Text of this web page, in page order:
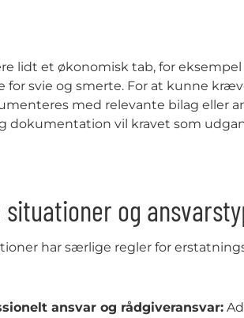
lidt et økonomisk tab, for
for svie og smerte. For at kunne
med relevante bilag eller
dokumentation vil kravet som
og
har særlige regler for
ansvar og rådgiveransvar: